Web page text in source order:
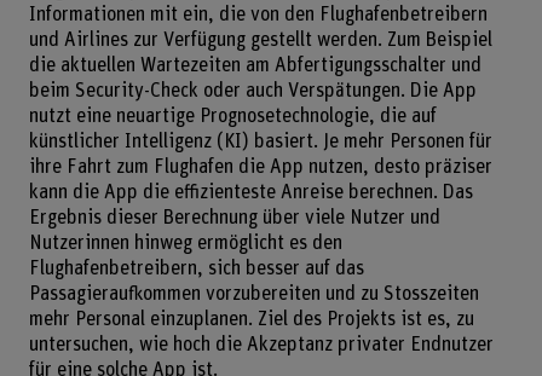
Informationen mit ein, die von den Flughafenbetreibern
und Airlines zur Verfügung gestellt werden. Zum Beispiel
die aktuellen Wartezeiten am Abfertigungsschalter und
beim Security-Check oder auch Verspätungen. Die App
nutzt eine neuartige Prognosetechnologie, die auf
künstlicher Intelligenz (KI) basiert. Je mehr Personen für
ihre Fahrt zum Flughafen die App nutzen, desto präziser
kann die App die effizienteste Anreise berechnen. Das
Ergebnis dieser Berechnung über viele Nutzer und
Nutzerinnen hinweg ermöglicht es den
Flughafenbetreibern, sich besser auf das
Passagieraufkommen vorzubereiten und zu Stosszeiten
mehr Personal einzuplanen. Ziel des Projekts ist es, zu
untersuchen, wie hoch die Akzeptanz privater Endnutzer
für eine solche App ist.